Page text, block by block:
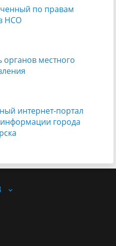
по правам
НСО
органов местного
интернет-портал
города